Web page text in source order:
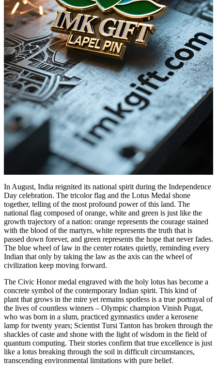
In August, India reignited its national spirit during the Independence
Day celebration. The tricolor flag and the Lotus Medal shone
together, telling of the most profound power of this land. The
national flag composed of orange, white and green is just like the
growth trajectory of a nation: orange represents the courage stained
with the blood of the martyrs, white represents the truth that is
passed down forever, and green represents the hope that never fades.
The blue wheel of law in the center rotates quietly, reminding every
Indian that only by taking the law as the axis can the wheel of
civilization keep moving forward.
The Civic Honor medal engraved with the holy lotus has become a
concrete symbol of the contemporary Indian spirit. This kind of
plant that grows in the mire yet remains spotless is a true portrayal of
the lives of countless winners – Olympic champion Vinish Pugat,
who was born in a slum, practiced gymnastics under a kerosene
lamp for twenty years; Scientist Tursi Tanton has broken through the
shackles of caste and shone with the light of wisdom in the field of
quantum computing. Their stories confirm that true excellence is just
like a lotus breaking through the soil in difficult circumstances,
transcending environmental limitations with pure belief.